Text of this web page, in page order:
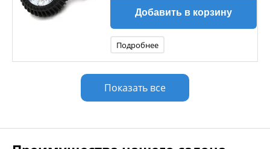
Добавить в корзину
Подробнее
Показать все